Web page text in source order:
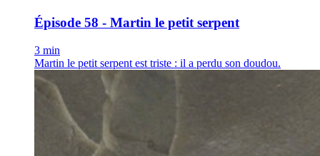
Épisode 58 - Martin le petit serpent
3 min
Martin le petit serpent est triste : il a perdu son doudou.